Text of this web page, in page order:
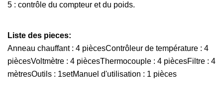
5 : contrôle du compteur et du poids.
Liste des pieces:
Anneau chauffant : 4 piècesContrôleur de température : 4
piècesVoltmètre : 4 piècesThermocouple : 4 piècesFiltre : 4
mètresOutils : 1setManuel d'utilisation : 1 pièces